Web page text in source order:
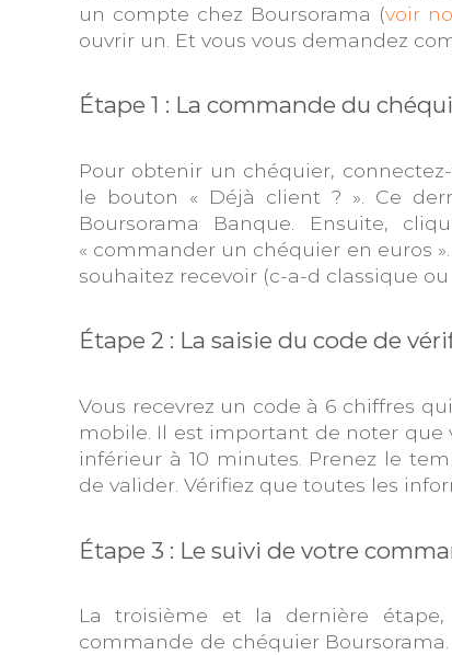
un compte chez Boursorama (voir
ouvrir un. Et vous vous demandez
Étape 1 : La commande du
Pour obtenir un chéquier,
le bouton « Déjà client ? ». Ce
Boursorama Banque. Ensuite,
« commander un chéquier en euros
souhaitez recevoir (c-a-d classique
Étape 2 : La saisie du code de
Vous recevrez un code à 6 chiffres
mobile. Il est important de noter que
inférieur à 10 minutes. Prenez le
de valider. Vérifiez que toutes les
Étape 3 : Le suivi de votre
La troisième et la dernière étape,
commande de chéquier Boursorama.